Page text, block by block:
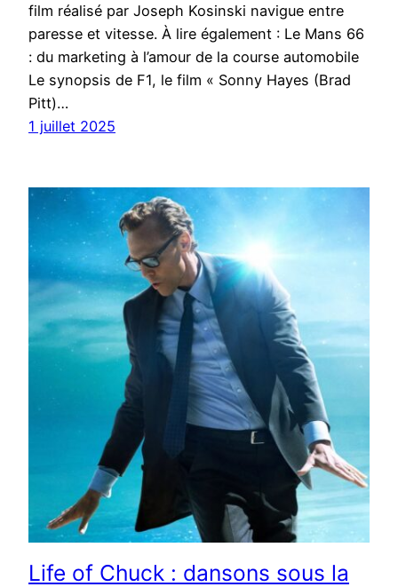
film réalisé par Joseph Kosinski navigue entre
paresse et vitesse. À lire également : Le Mans 66
: du marketing à l’amour de la course automobile
Le synopsis de F1, le film « Sonny Hayes (Brad
Pitt)…
1 juillet 2025
Life of Chuck : dansons sous la